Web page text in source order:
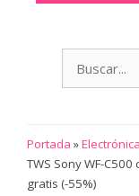
Portada »Electrónica
TWS Sony WF-
gratis (-55%)